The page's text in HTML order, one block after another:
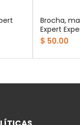
Brocha,
Expert
$ 50.00